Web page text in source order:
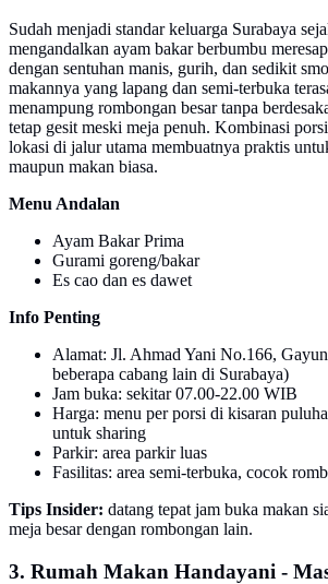
Sudah menjadi standar keluarga Surabaya
mengandalkan ayam bakar berbumbu
dengan sentuhan manis, gurih, dan sedikit
makannya yang lapang dan semi-terbuka
menampung rombongan besar tanpa
tetap gesit meski meja penuh. Kombinasi
lokasi di jalur utama membuatnya praktis
maupun makan biasa.
Menu Andalan
Ayam Bakar Prima
Gurami goreng/bakar
Es cao dan es dawet
Info Penting
Alamat: Jl. Ahmad Yani No.166,
beberapa cabang lain di Surabaya)
Jam buka: sekitar 07.00-22.00 WIB
Harga: menu per porsi di kisaran
untuk sharing
Parkir: area parkir luas
Fasilitas: area semi-terbuka, cocok
Tips Insider: datang tepat jam buka makan
meja besar dengan rombongan lain.
3. Rumah Makan Handayani -